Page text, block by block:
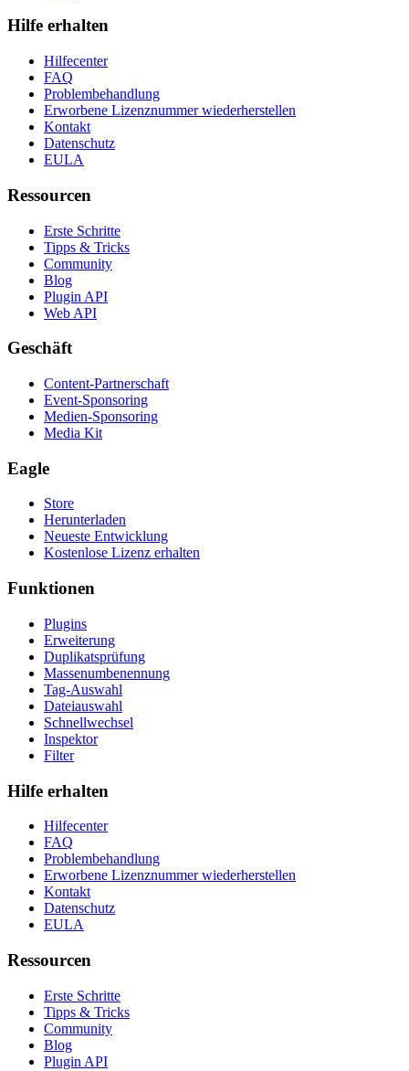
Hilfe erhalten
Hilfecenter
FAQ
Problembehandlung
Erworbene Lizenznummer wiederherstellen
Kontakt
Datenschutz
EULA
Ressourcen
Erste Schritte
Tipps & Tricks
Community
Blog
Plugin API
Web API
Geschäft
Content-Partnerschaft
Event-Sponsoring
Medien-Sponsoring
Media Kit
Eagle
Store
Herunterladen
Neueste Entwicklung
Kostenlose Lizenz erhalten
Funktionen
Plugins
Erweiterung
Duplikatsprüfung
Massenumbenennung
Tag-Auswahl
Dateiauswahl
Schnellwechsel
Inspektor
Filter
Hilfe erhalten
Hilfecenter
FAQ
Problembehandlung
Erworbene Lizenznummer wiederherstellen
Kontakt
Datenschutz
EULA
Ressourcen
Erste Schritte
Tipps & Tricks
Community
Blog
Plugin API